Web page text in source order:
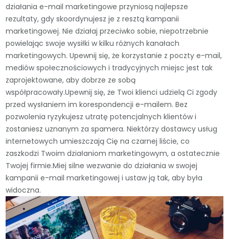
działania e-mail marketingowe przyniosą najlepsze
rezultaty, gdy skoordynujesz je z resztą kampanii
marketingowej. Nie działaj przeciwko sobie, niepotrzebnie
powielając swoje wysiłki w kilku różnych kanałach
marketingowych. Upewnij się, że korzystanie z poczty e-mail,
mediów społecznościowych i tradycyjnych miejsc jest tak
zaprojektowane, aby dobrze ze sobą
współpracowały.Upewnij się, że Twoi klienci udzielą Ci zgody
przed wysłaniem im korespondencji e-mailem. Bez
pozwolenia ryzykujesz utratę potencjalnych klientów i
zostaniesz uznanym za spamera. Niektórzy dostawcy usług
internetowych umieszczają Cię na czarnej liście, co
zaszkodzi Twoim działaniom marketingowym, a ostatecznie
Twojej firmie.Miej silne wezwanie do działania w swojej
kampanii e-mail marketingowej i ustaw ją tak, aby była
widoczna.